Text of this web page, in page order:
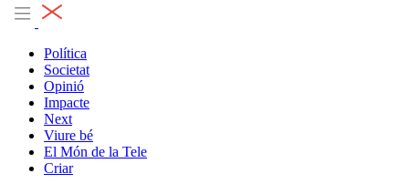
Política
Societat
Opinió
Impacte
Next
Viure bé
El Món de la Tele
Criar